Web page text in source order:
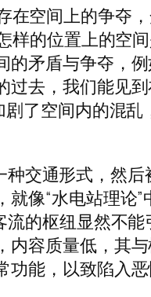
在空间上的争夺
样的位置上的空
矛盾与争夺，
去，我们能见
了空间内的混
种交通形式，然
像“水电站理论
的枢纽显然不
容质量低，其
能，以致陷入恶